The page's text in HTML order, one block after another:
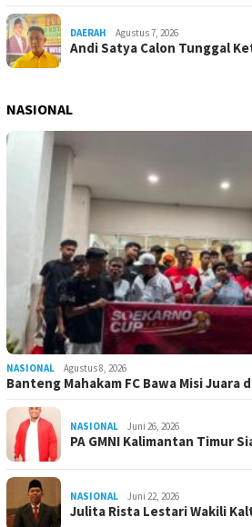
DAERAH Agustus 7, 2026
Andi Satya Calon Tunggal
NASIONAL
NASIONAL Agustus 8, 2026
Banteng Mahakam FC Bawa Misi Juara
NASIONAL Juni 26, 2026
PA GMNI Kalimantan Timur
NASIONAL Juni 22, 2026
Julita Rista Lestari Wakili